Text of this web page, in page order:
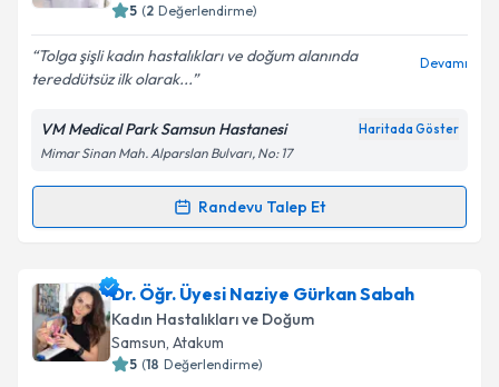
Kişisel verilerimin işlenmesine ilişkin
Aydınlatma
Metni'ni okudum ve kişisel verilerimin belirtilen
kapsamda işlenmesini kabul ediyorum.
5 (2 Değerlendirme)
Tolga şişli kadın hastalıkları ve doğum alanında
tereddütsüz ilk olarak...
Devamı
VM Medical Park Samsun Hastanesi Haritada Göster
Mimar Sinan Mah. Alparslan Bulvarı, No: 17
Randevu Talep Et
Randevu Takvimi Talebi
Yrd. Doç. Dr. Tolga Şişliiçin randevu takvimi talebi
oluşturun. Size bu uzmandan randevu almanız için bir
takvim hazırlandığında e-posta ile bilgilendireceğiz.
Dr. Öğr. Üyesi Naziye Gürkan Sabah
Kadın Hastalıkları ve Doğum
Samsun, Atakum
5 (18 Değerlendirme)